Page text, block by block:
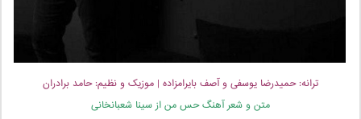
ترانه: حمیدرضا یوسفی و آصف بایرامزاده | موزیک و نظیم: حامد برادران
متن و شعر آهنگ حس من از سینا شعبانخانی